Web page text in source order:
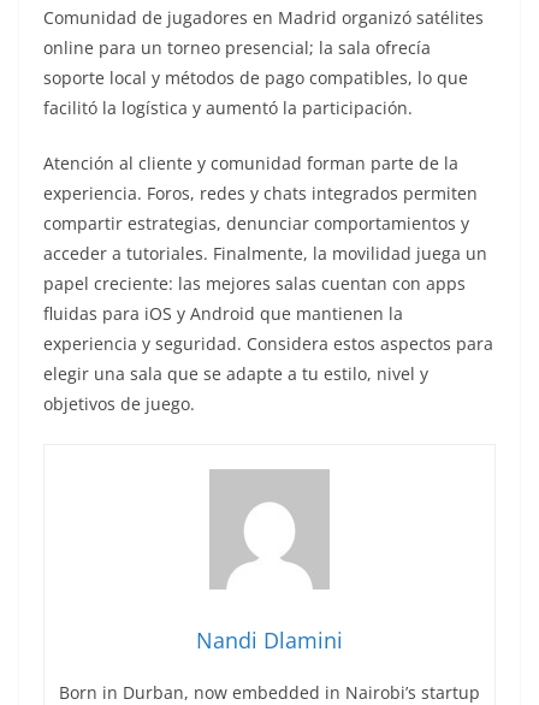
Comunidad de jugadores en Madrid organizó satélites
online para un torneo presencial; la sala ofrecía
soporte local y métodos de pago compatibles, lo que
facilitó la logística y aumentó la participación.
Atención al cliente y comunidad forman parte de la
experiencia. Foros, redes y chats integrados permiten
compartir estrategias, denunciar comportamientos y
acceder a tutoriales. Finalmente, la movilidad juega un
papel creciente: las mejores salas cuentan con apps
fluidas para iOS y Android que mantienen la
experiencia y seguridad. Considera estos aspectos para
elegir una sala que se adapte a tu estilo, nivel y
objetivos de juego.
Nandi Dlamini
Born in Durban, now embedded in Nairobi’s startup